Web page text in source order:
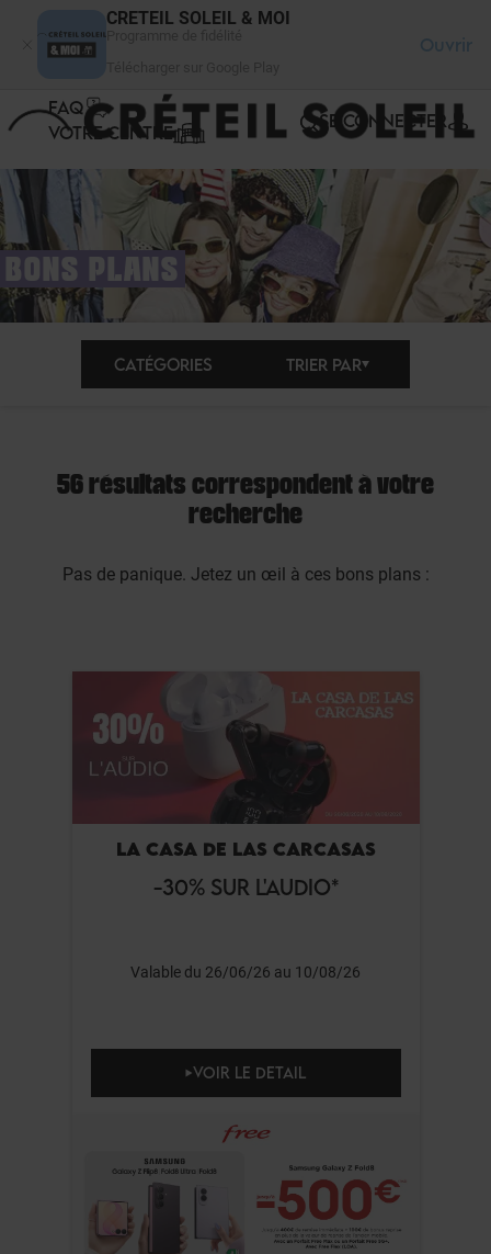
CRETEIL SOLEIL & MOI
Ouvrir
FAQ
VOTRE CENTRE
SE CONNECTER
BONS PLANS
CATÉGORIES TRIER PAR
56 résultats correspondent à votre
recherche
Pas de panique. Jetez un œil à ces bons plans :
LA CASA DE LAS CARCASAS
-30% SUR L'AUDIO*
Valable du 26/06/26 au 10/08/26
VOIR LE DETAIL
Panneau de gestion des cookies